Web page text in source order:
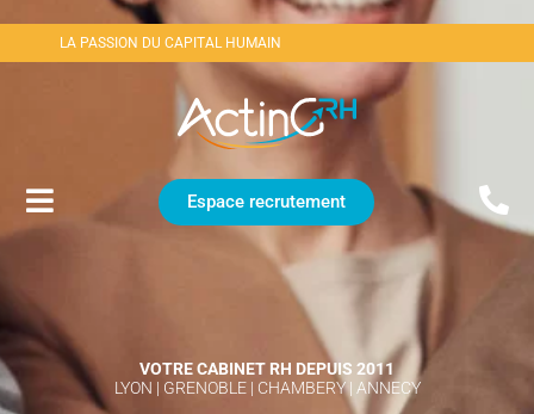
LA PASSION DU CAPITAL HUMAIN
Espace recrutement
VOTRE CABINET RH DEPUIS 2011
LYON | GRENOBLE | CHAMBERY | ANNECY